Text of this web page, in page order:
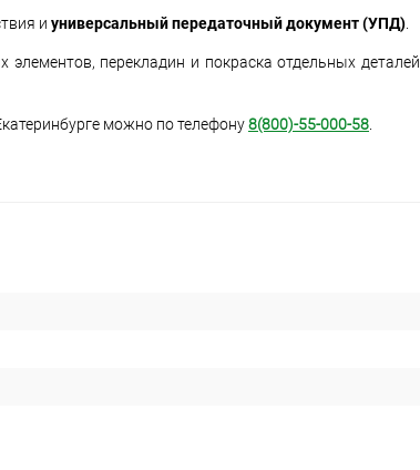
и универсальный передаточный документ (УПД).
перекладин и покраска отдельных деталей
можно по телефону8(800)-55-000-58.